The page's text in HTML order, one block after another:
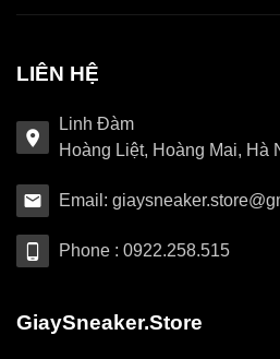
LIÊN HỆ
Linh Đàm
Hoàng Liệt, Hoàng Mai, Hà
Email:
Phone : 0922.258.515
GiaySneaker.Store